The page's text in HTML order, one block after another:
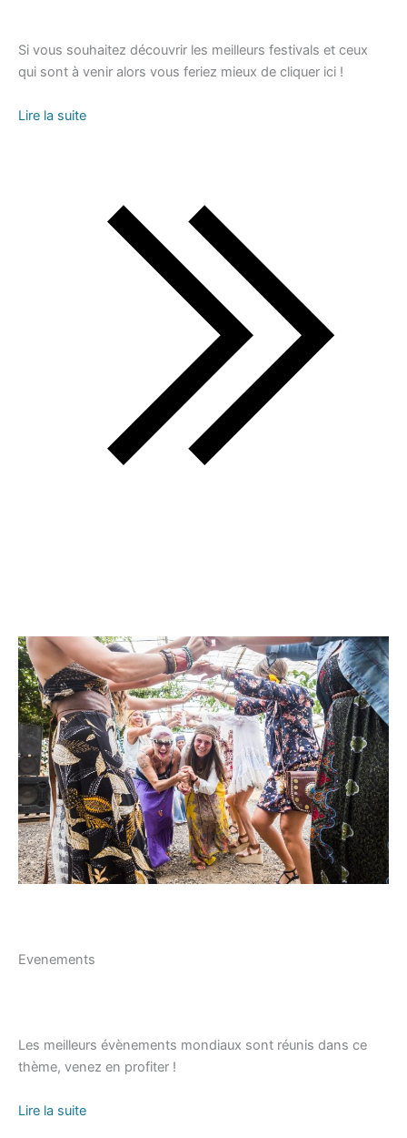
Si vous souhaitez découvrir les meilleurs festivals et ceux
qui sont à venir alors vous feriez mieux de cliquer ici !
Lire la suite
Evenements
Les meilleurs évènements mondiaux sont réunis dans ce
thème, venez en profiter !
Lire la suite